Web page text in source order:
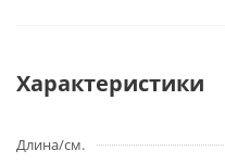
Характеристики
Длина/см.